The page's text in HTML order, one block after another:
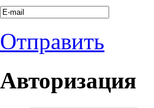
Отправить
Авторизация